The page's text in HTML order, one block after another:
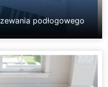
podłogowego